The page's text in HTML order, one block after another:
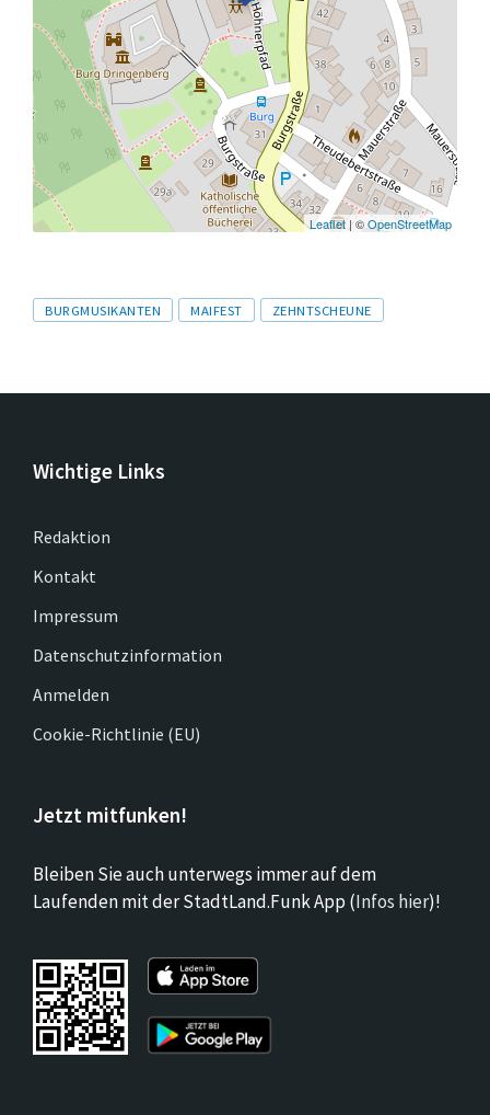
Leaflet| ©OpenStreetMap
Tags
BURGMUSIKANTEN MAIFEST ZEHNTSCHEUNE
Wichtige Links
Redaktion
Kontakt
Impressum
Datenschutzinformation
Anmelden
Cookie-Richtlinie (EU)
Jetzt mitfunken!
Bleiben Sie auch unterwegs immer auf dem
Laufenden mit der StadtLand.Funk App (Infos hier)!